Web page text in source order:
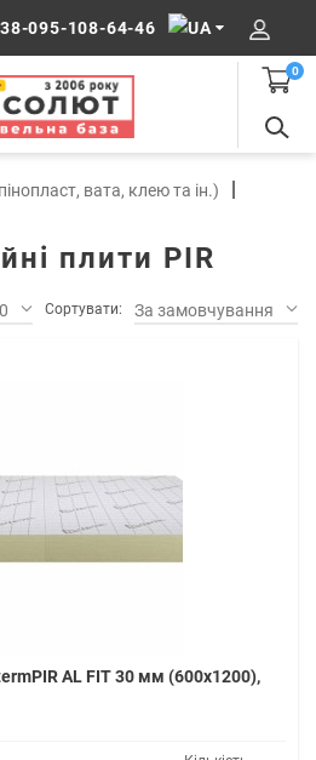
095-108-64-46
0
вата, клею та ін.)
плити PIR
Сортувати: За замовчуванням
AL FIT 30 мм (600х1200),